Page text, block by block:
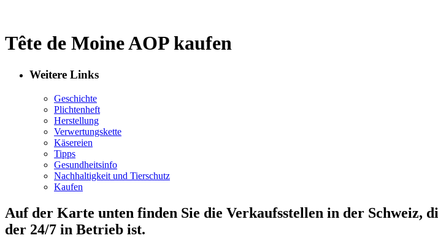
Tête de Moine AOP kaufen
Weitere Links
Geschichte
Plichtenheft
Herstellung
Verwertungskette
Käsereien
Tipps
Gesundheitsinfo
Nachhaltigkeit und Tierschutz
Kaufen
Auf der Karte unten finden Sie die Verkaufsstellen in der Schweiz,
der 24/7 in Betrieb ist.